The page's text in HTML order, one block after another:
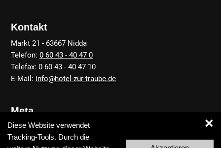
Kontakt
Markt 21 - 63667 Nidda
Telefon: 0 60 43 - 40 47 0
Telefax: 0 60 43 - 40 47 10
E-Mail: info@hotel-zur-traube.de
Meta
Anfahrt
Kontakt
×
Diese Website verwendet
Tracking-Tools. Durch die